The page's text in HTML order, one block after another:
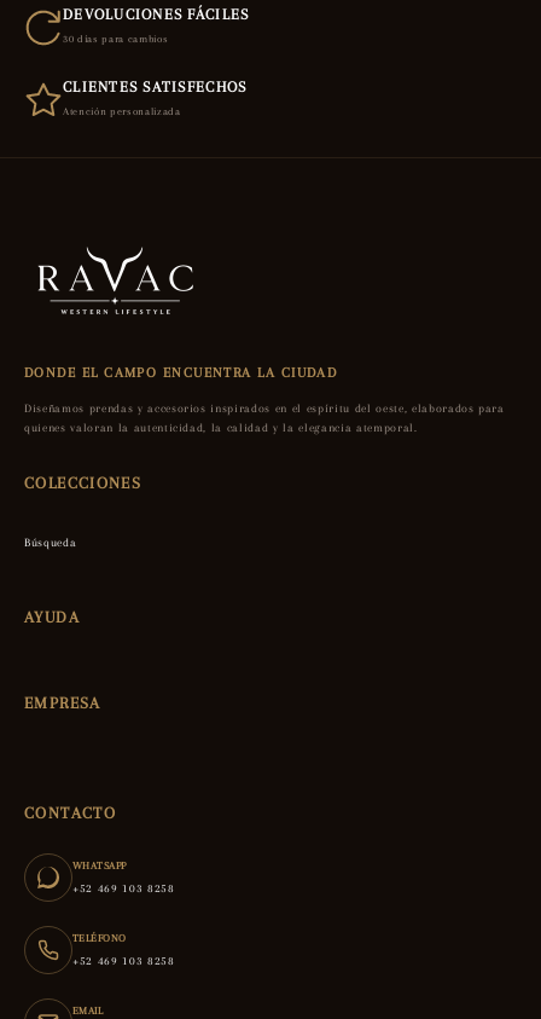
DEVOLUCIONES FÁCILES
30 días para cambios
CLIENTES SATISFECHOS
Atención personalizada
DONDE EL CAMPO ENCUENTRA LA CIUDAD
Diseñamos prendas y accesorios inspirados en el espíritu del oeste, elaborados para
quienes valoran la autenticidad, la calidad y la elegancia atemporal.
COLECCIONES
Búsqueda
AYUDA
EMPRESA
CONTACTO
WHATSAPP
+52 469 103 8258
TELÉFONO
+52 469 103 8258
EMAIL